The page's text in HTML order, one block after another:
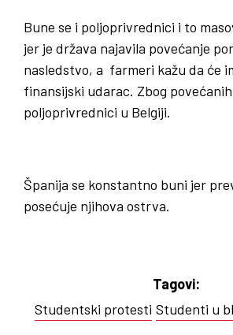
Bune se i poljoprivrednici i to
jer je država najavila povećanje
nasledstvo, a farmeri kažu da će
finansijski udarac. Zbog
poljoprivrednici u Belgiji.
Španija se konstantno buni jer
posećuje njihova ostrva.
Tagovi:
Studentski protesti Studenti u